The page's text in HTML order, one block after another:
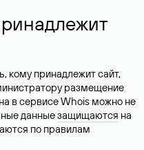
кому принадлежит сайт,
размещение
в сервисе Whois можно не
данныезащищаются на
по правилам